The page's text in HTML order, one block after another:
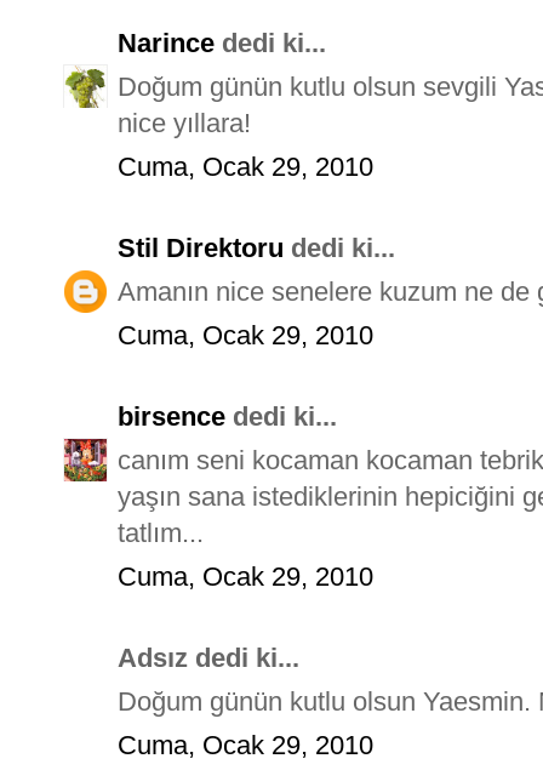
Narince dedi ki...
Doğum günün kutlu olsun sevgili
nice yıllara!
Cuma, Ocak 29, 2010
Stil Direktoru dedi ki...
Amanın nice senelere kuzum ne de
Cuma, Ocak 29, 2010
birsence dedi ki...
canım seni kocaman kocaman
yaşın sana istediklerinin hepiciğini
tatlım...
Cuma, Ocak 29, 2010
Adsız dedi ki...
Doğum günün kutlu olsun Yaesmin.
Cuma, Ocak 29, 2010